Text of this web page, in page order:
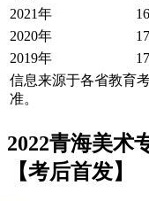
2021年
2020年
2019年
信息来源于各省教育
准。
2022青海美术
【考后首发】